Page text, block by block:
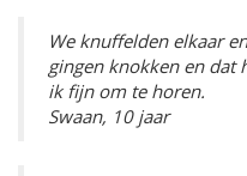
We knuffelden elkaar
gingen knokken en dat
ik fijn om te horen.
Swaan, 10 jaar